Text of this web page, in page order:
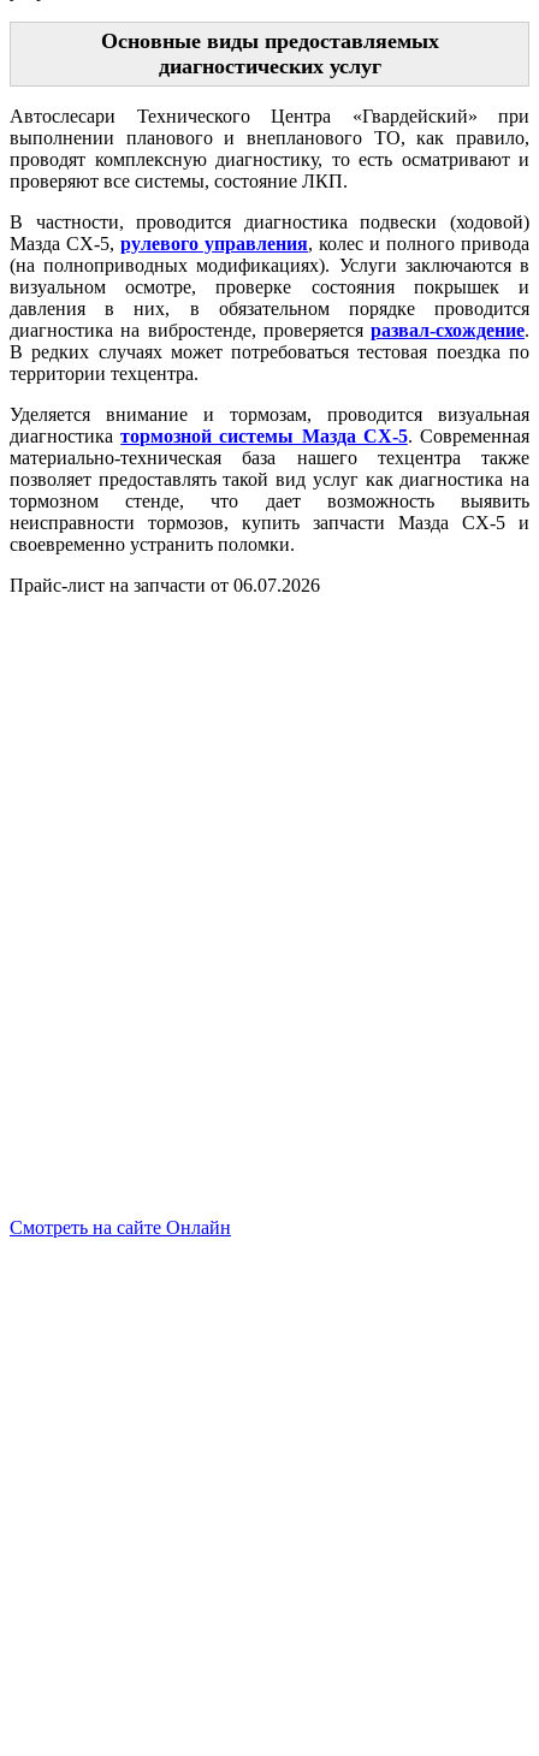
Основные виды предоставляемых
диагностических услуг
Автослесари Технического Центра «Гвардейский» при
выполнении планового и внепланового ТО, как правило,
проводят комплексную диагностику, то есть осматривают и
проверяют все системы, состояние ЛКП.
В частности, проводится диагностика подвески (ходовой)
Мазда CX-5, рулевого управления, колес и полного привода
(на полноприводных модификациях). Услуги заключаются в
визуальном осмотре, проверке состояния покрышек и
давления в них, в обязательном порядке проводится
диагностика на вибростенде, проверяется развал-схождение.
В редких случаях может потребоваться тестовая поездка по
территории техцентра.
Уделяется внимание и тормозам, проводится визуальная
диагностикатормозной системы Мазда CX-5. Современная
материально-техническая база нашего техцентра также
позволяет предоставлять такой вид услуг как диагностика на
тормозном стенде, что дает возможность выявить
неисправности тормозов, купить запчасти Мазда CX-5 и
своевременно устранить поломки.
Прайс-лист на запчасти от 06.07.2026
Смотреть на сайте Онлайн